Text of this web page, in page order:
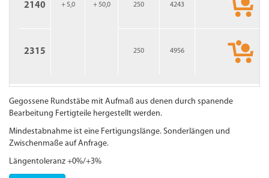
+ 5,0 + 50,0
2140 250 4243
2315 250 4956
Gegossene Rundstäbe mit Aufmaß aus denen durch spanende
Bearbeitung Fertigteile hergestellt werden.
Mindestabnahme ist eine Fertigungslänge. Sonderlängen und
Zwischenmaße auf Anfrage.
Längentoleranz +0%/+3%